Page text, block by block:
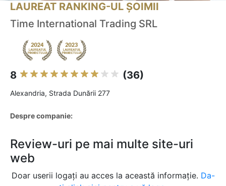
LAUREAT RANKING-UL ȘOIMII
Time International Trading SRL
8 (36)
Alexandria, Strada Dunării 277
Despre companie:
Review-uri pe mai multe site-uri
web
Doar userii logați au acces la această informație. Da-